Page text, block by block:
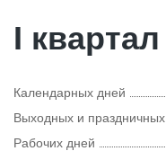
I квартал
Календарных дней
Выходных и праздничных
Рабочих дней